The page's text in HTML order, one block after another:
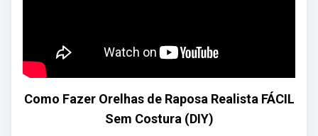
Como Fazer Orelhas de Raposa Realista FÁCIL
Sem Costura (DIY)